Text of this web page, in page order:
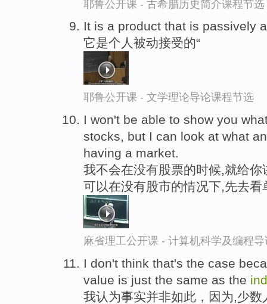
耶鲁公开课 - 古希腊历史简介课程节选
It is a product that is passively
它是个人被动接受的“
耶鲁公开课 - 文学理论导论课程节选
I won't be able to show you
stocks, but I can look at what
having a market.
我不会在没有股票的时候,就给
可以在没有股市的情况下,先去看
麻省理工公开课 - 计算机科学及编程
I don't think that's the case
value is just the same as the
我认为事实并非如此，因为,少